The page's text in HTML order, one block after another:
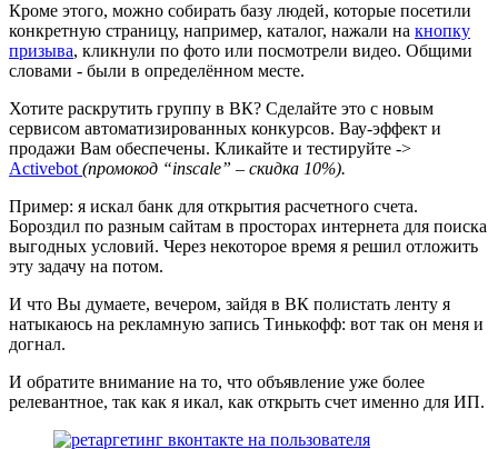
Кроме этого, можно собирать базу людей, которые посетили
конкретную страницу, например, каталог, нажали на кнопку
призыва, кликнули по фото или посмотрели видео. Общими
словами - были в определённом месте.
Хотите раскрутить группу в ВК? Сделайте это с новым
сервисом автоматизированных конкурсов. Вау-эффект и
продажи Вам обеспечены. Кликайте и тестируйте ->
Activebot (промокод “inscale” – скидка 10%).
Пример: я искал банк для открытия расчетного счета.
Бороздил по разным сайтам в просторах интернета для поиска
выгодных условий. Через некоторое время я решил отложить
эту задачу на потом.
И что Вы думаете, вечером, зайдя в ВК полистать ленту я
натыкаюсь на рекламную запись Тинькофф: вот так он меня и
догнал.
И обратите внимание на то, что объявление уже более
релевантное, так как я икал, как открыть счет именно для ИП.